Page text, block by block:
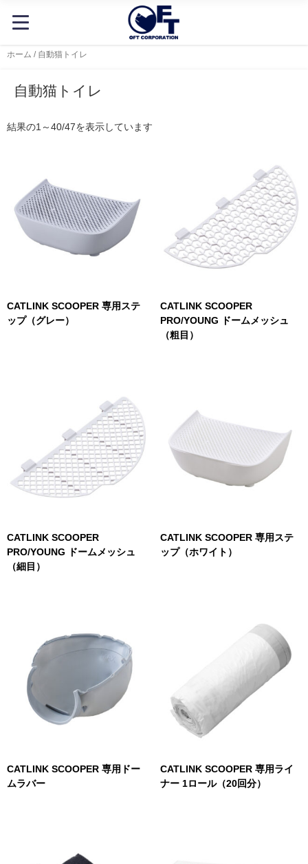
ホーム / 自動猫トイレ
自動猫トイレ
結果の1～40/47を表示しています
CATLINK SCOOPER 専用ステ
ップ（グレー）
CATLINK SCOOPER
PRO/YOUNG ドームメッシュ
（粗目）
CATLINK SCOOPER
PRO/YOUNG ドームメッシュ
（細目）
CATLINK SCOOPER 専用ステ
ップ（ホワイト）
CATLINK SCOOPER 専用ドー
ムラバー
CATLINK SCOOPER 専用ライ
ナー 1ロール（20回分）